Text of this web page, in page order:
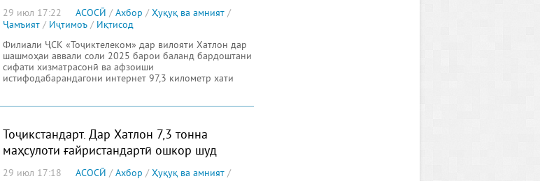
29 июл 17:22 АСОСӢ / Ахбор / Ҳуқуқ ва амният /
Ҷамъият / Иҷтимоъ / Иқтисод
Филиали ҶСК «Тоҷиктелеком» дар вилояти Хатлон дар
шашмоҳаи аввали соли 2025 барои баланд бардоштани
сифати хизматрасонӣ ва афзоиши
истифодабарандагони интернет 97,3 километр хати
Тоҷикстандарт. Дар Хатлон 7,3 тонна
маҳсулоти ғайристандартӣ ошкор шуд
29 июл 17:18 АСОСӢ / Ахбор / Ҳуқуқ ва амният /